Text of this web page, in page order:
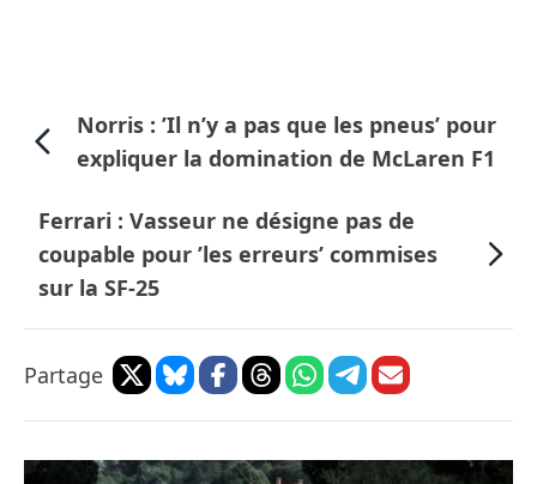
Norris : ’Il n’y a pas que les pneus’ pour
expliquer la domination de McLaren F1
Ferrari : Vasseur ne désigne pas de
coupable pour ’les erreurs’ commises
sur la SF-25
Partage